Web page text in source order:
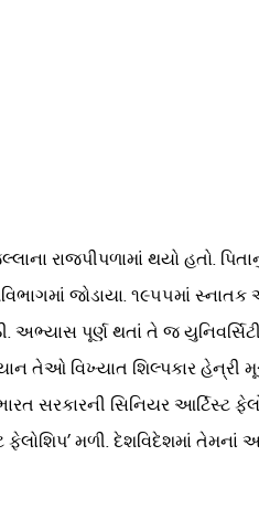
રાજપીપળામાં થયો હતો.
જોડાયા. ૧૯૫૫માં
અભ્યાસ પૂર્ણ થતાં તે જ
તેઓ વિખ્યાત શિલ્પકાર
સરકારની સિનિયર આર્ટિસ્ટ
મળી. દેશવિદેશમાં તેમનાં